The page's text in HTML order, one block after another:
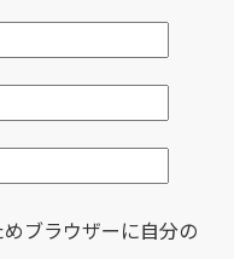
ブラウザーに自分の